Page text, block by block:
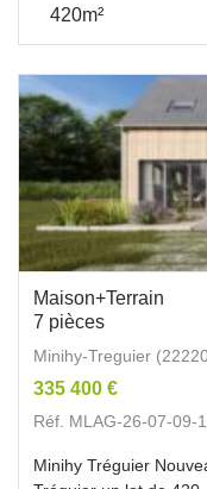
420m²
Maison+Terrain
7 pièces
Minihy-Treguier
335 400 €
Réf. MLAG-26-07-09-
Minihy Tréguier